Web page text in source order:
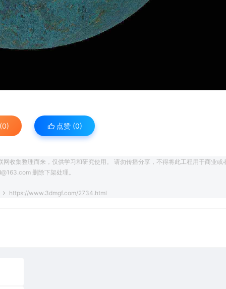
点赞 (0)
收集整理而来，仅供学习和研究使用。 请勿传播分享，不得将此工程用于商业或
删除下架处理。
https://www.3dmgf.com/2734.html